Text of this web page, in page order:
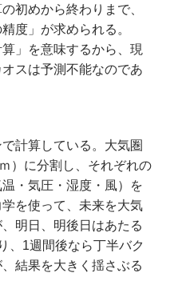
初めから終わりまで、
度」が求められる。
」を意味するから、現
スは予測不能なのであ
計算している。大気圏
）に分割し、それぞれの
・気圧・湿度・風）を
を使って、未来を大気
明日、明後日はあたる
、1週間後なら丁半バク
結果を大きく揺さぶる